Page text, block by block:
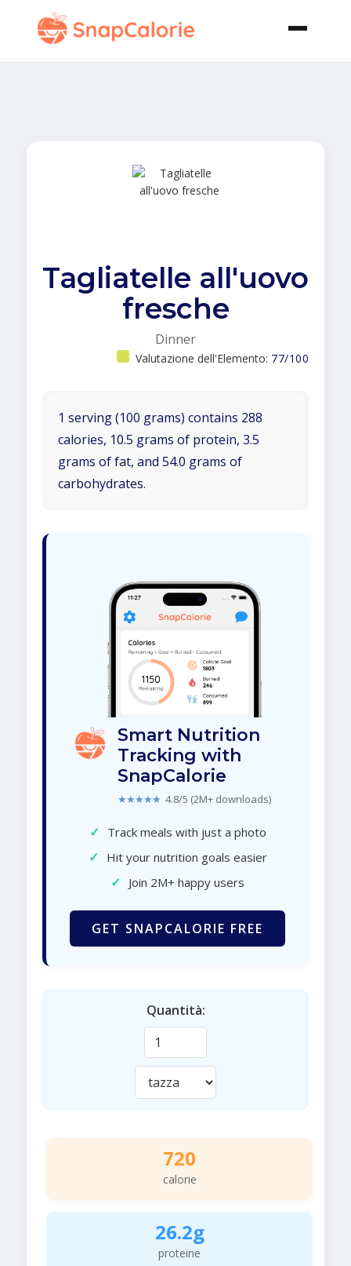
Tagliatelle all'uovo
fresche
Dinner
Valutazione dell'Elemento: 77/100
1 serving (100 grams) contains 288
calories, 10.5 grams of protein, 3.5
grams of fat, and 54.0 grams of
carbohydrates.
Smart Nutrition
Tracking with
SnapCalorie
★★★★★ 4.8/5 (2M+ downloads)
✓ Track meals with just a photo
✓ Hit your nutrition goals easier
✓ Join 2M+ happy users
GET SNAPCALORIE FREE
Quantità:
720
calorie
26.2g
proteine